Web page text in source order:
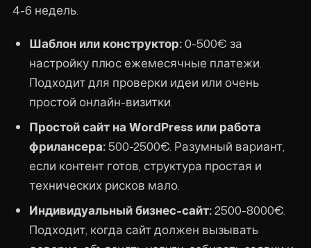
4-6 недель.
Шаблон или конструктор:0-500€ за
настройку плюс ежемесячные платежи.
Подходит для проверки идеи или очень
простой онлайн-визитки.
Простой сайт на WordPress или работа
фрилансера:500-2500€. Разумный вариант,
если контент готов, структура простая и
технических рисков мало.
Индивидуальный бизнес-сайт:2500-8000€.
Подходит, когда сайт должен вызывать